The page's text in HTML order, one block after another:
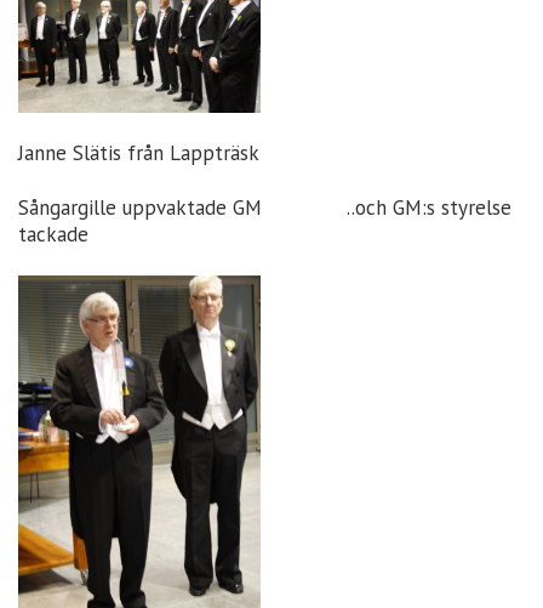
Janne Slätis från Lappträsk
Sångargille uppvaktade GM ..och GM:s styrelse
tackade